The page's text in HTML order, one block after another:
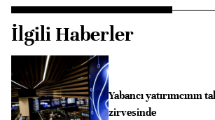
İlgili Haberler
Yabancı yatırımcının
zirvesinde